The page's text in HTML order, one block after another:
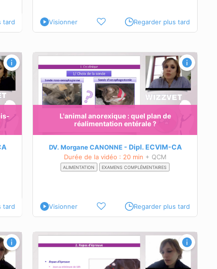
tard Visionner Regarder plus tard
tard
L'animal anorexique : quel plan de
réalimentation entérale ?
DV. Morgane CANONNE Dipl. ECVIM-CA
Durée de la vidéo : 20 min + QCM
ALIMENTATION EXAMENS COMPLÉMENTAIRES
chez
chat
Visionner Regarder plus tard